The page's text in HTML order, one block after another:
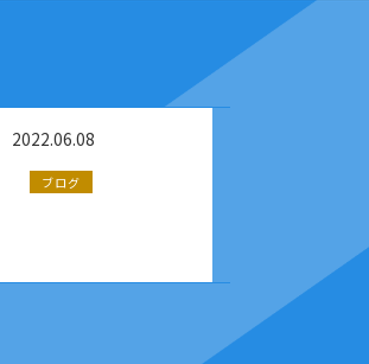
2022.06.08
ブログ